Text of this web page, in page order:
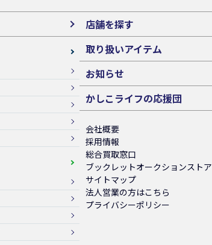
店舗を探す
取り扱いアイテム
お知らせ
かしこライフの応援団
会社概要
採用情報
総合買取窓口
ブックレットオークションストア
サイトマップ
法人営業の方はこちら
プライバシーポリシー